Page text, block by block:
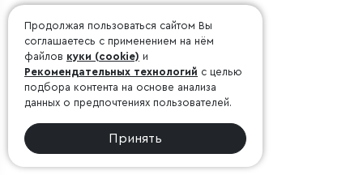
Продолжая пользоваться сайтом Вы
соглашаетесь с применением на нём
файлов куки (cookie) и
Рекомендательных технологий с целью
подбора контента на основе анализа
данных о предпочтениях пользователей.
Принять